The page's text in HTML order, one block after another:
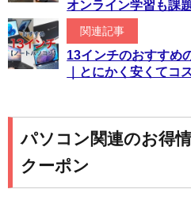
オンライン学習も課
関連記事
13インチのおすすめ
｜とにかく安くてコ
パソコン関連のお得
クーポン